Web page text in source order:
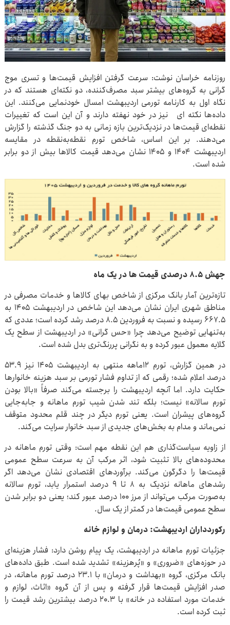
روزنامه خراسان نوشت: سرعت گرفتن افزایش قیمت‌ها و تسری موج
گرانی به گروه‌های بیشتر سبد مصرف‌کننده، دو نکته‌ای هستند که در
نگاه اول به کارنامه تورمی اردیبهشت امسال خودنمایی می‌کنند. این
داده‌ها نکته ای نیز در خود نهفته دارند و آن این است که تغییرات
نقطه‌ای قیمت‌ها در نزدیک‌ترین بازه زمانی به دو جنگ گذشته را گزارش
می‌دهند. بر این اساس، شاخص تورم نقطه‌به‌نقطه در مقایسه
اردیبهشت ۱۴۰۴ و ۱۴۰۵ نشان می‌دهد قیمت کالاها بیش از دو برابر
شده است.
جهش ۸.۵ درصدی قیمت ها در یک ماه
تازه‌ترین آمار بانک مرکزی از شاخص بهای کالاها و خدمات مصرفی در
مناطق شهری ایران نشان می‌دهد این شاخص در اردیبهشت ۱۴۰۵ به
۶۶۷.۵ رسیده و نسبت به فروردین ۸.۵ درصد رشد کرده است؛ عددی که
به‌تنهایی توضیح می‌دهد چرا «حس گرانی» در اردیبهشت از سطح یک
گلایه معمول عبور کرده و به نگرانی پررنگ‌تری بدل شده است.
در همین گزارش، تورم ۱۲ماهه منتهی به اردیبهشت ۱۴۰۵ نیز ۵۳.۹
درصد اعلام شده؛ رقمی که از تداوم فشار تورمی بر سبد هزینه خانوارها
حکایت دارد. اما آنچه اردیبهشت را برجسته می‌کند صرفاً «بالا بودن
تورم سالانه» نیست؛ بلکه تند شدن شیب تورم ماهانه و جابه‌جایی
گروه‌های پیشران است. یعنی تورم دیگر در چند قلم محدود متوقف
نمی‌ماند و مدام به بخش‌های جدیدی از سبد خانوار سرایت می‌کند.
از زاویه سیاست‌گذاری هم این نقطه مهم است: وقتی تورم ماهانه در
محدوده‌های بالا تثبیت شود، اثر مرکب آن به سرعت سطح عمومی
قیمت‌ها را دگرگون می‌کند. برآوردهای اقتصادی نشان می‌دهد اگر
رشدهای ماهانه نزدیک به ۸ تا ۹ درصد استمرار یابد، تورم سالانه
به‌صورت مرکب می‌تواند از مرز ۱۰۰ درصد عبور کند؛ یعنی دو برابر شدن
سطح عمومی قیمت‌ها در کمتر از یک سال.
رکوردداران اردیبهشت: درمان و لوازم خانه
جزئیات تورم ماهانه در اردیبهشت، یک پیام روشن دارد: فشار هزینه‌ای
در حوزه‌های «ضروری» و «پُرهزینه» تشدید شده است. طبق داده‌های
بانک مرکزی، گروه «بهداشت و درمان» با ۲۳.۱ درصد تورم ماهانه، در
صدر افزایش قیمت‌ها قرار گرفته و پس از آن گروه «اثاث، لوازم و
خدمات مورد استفاده در خانه» با ۲۰.۳ درصد بیشترین رشد قیمت را
ثبت کرده است.